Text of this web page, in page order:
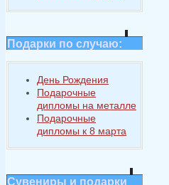
Подарки по случаю:
День Рождения
Подарочные
дипломы на металле
Подарочные
дипломы к 8 марта
Сувениры и подарки